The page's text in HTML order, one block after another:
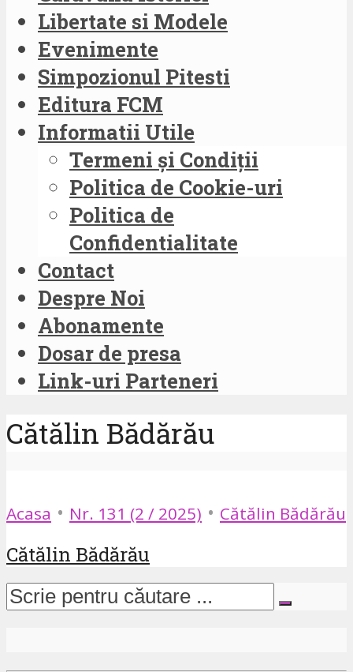
Libertate si Modele
Evenimente
Simpozionul Pitesti
Editura FCM
Informatii Utile
Termeni și Condiții
Politica de Cookie-uri
Politica de
Confidentialitate
Contact
Despre Noi
Abonamente
Dosar de presa
Link-uri Parteneri
Cătălin Bădărău
Acasa • Nr. 131 (2 / 2025) • Cătălin Bădărău
Cătălin Bădărău